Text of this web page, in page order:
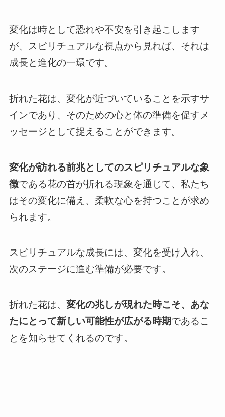
変化は時として恐れや不安を引き起こします
が、スピリチュアルな視点から見れば、それは
成長と進化の一環です。
折れた花は、変化が近づいていることを示すサ
インであり、そのための心と体の準備を促すメ
ッセージとして捉えることができます。
変化が訪れる前兆としてのスピリチュアルな象
徴である花の首が折れる現象を通じて、私たち
はその変化に備え、柔軟な心を持つことが求め
られます。
スピリチュアルな成長には、変化を受け入れ、
次のステージに進む準備が必要です。
折れた花は、 変化の兆しが現れた時こそ、あな
たにとって新しい可能性が広がる時期であるこ
とを知らせてくれるのです。